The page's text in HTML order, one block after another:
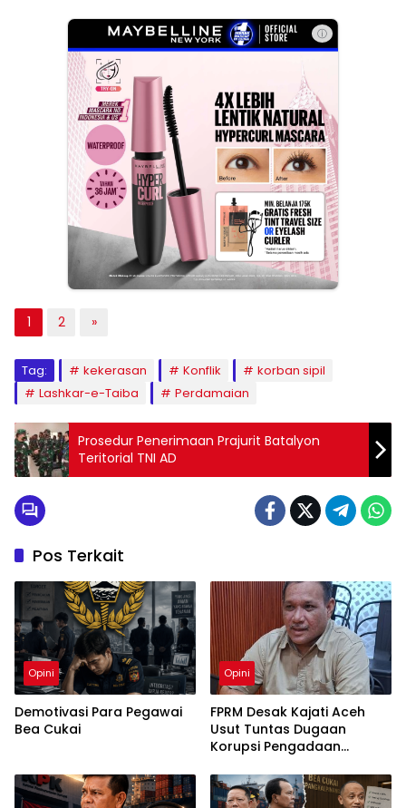
ⓘ
1 2 »
Tag: kekerasan Konflik
korban sipil
Lashkar-e-Taiba
Perdamaian
Prosedur Penerimaan Prajurit Batalyon
Teritorial TNI AD
Pos Terkait
Opini
Demotivasi Para Pegawai
Bea Cukai
Opini
FPRM Desak Kajati Aceh
Usut Tuntas Dugaan
Korupsi Pengadaan
Langsa